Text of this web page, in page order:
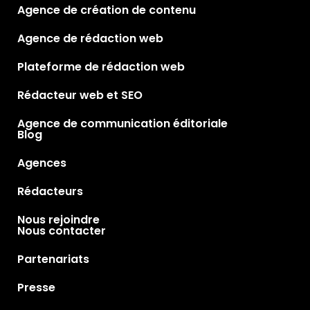
rédacteur traditionnel.
Agence de création de contenu
Agence de rédaction web
Plateforme de rédaction web
Rédacteur web et SEO
Agence de communication éditoriale
Blog
Agences
Rédacteurs
Nous rejoindre
Nous contacter
Partenariats
Presse